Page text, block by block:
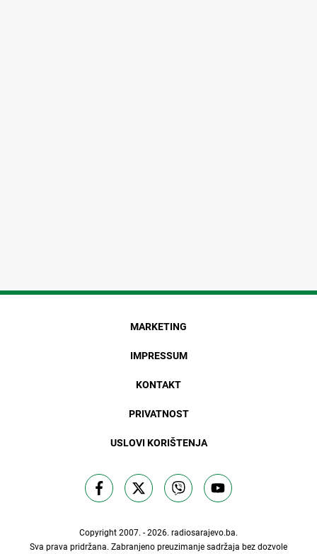
MARKETING
IMPRESSUM
KONTAKT
PRIVATNOST
USLOVI KORIŠTENJA
Copyright 2007. - 2026. radiosarajevo.ba.
Sva prava pridržana. Zabranjeno preuzimanje sadržaja bez dozvole